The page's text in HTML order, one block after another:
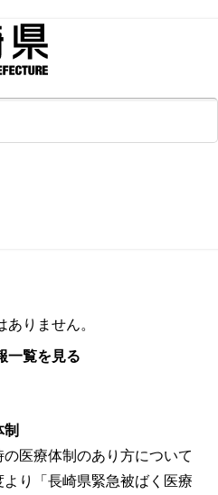
ありません。
一覧を見る
医療体制のあり方について
り「長崎県緊急被ばく医療